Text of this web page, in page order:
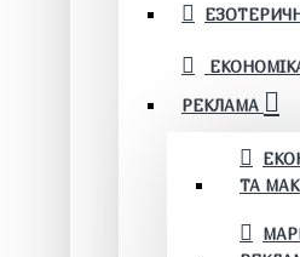
РЕКЛАМА
ТА